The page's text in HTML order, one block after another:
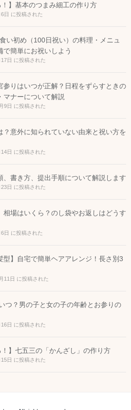
！】基本のつまみ細工の作り方
日 に投稿された
い初め（100日祝い）の料理・メニュ
で簡単にお祝いしよう
日 に投稿された
参りはいつが正解？日程をずらすときの
マナーについて解説
9日 に投稿された
？意外に知られていない由来と祝い方を
日 に投稿された
、書き方、提出手順について解説します
日 に投稿された
相場はいくら？のし袋やお返しはどうす
日 に投稿された
型】自宅で簡単ヘアアレンジ！長さ別3
11日 に投稿された
つ？男の子と女の子の年齢とお参りの
日 に投稿された
！】七五三の「かんざし」の作り方
日 に投稿された